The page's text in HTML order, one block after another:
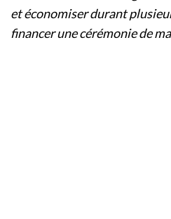
et économiser durant
financer une cérémonie de